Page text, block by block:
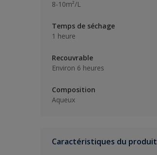
8-10m²/L
Temps de séchage
1 heure
Recouvrable
Environ 6 heures
Composition
Aqueux
Caractéristiques du produit